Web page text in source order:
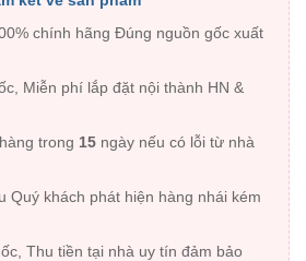
chính hãng Đúng nguồn gốc xuất
Miễn phí lắp đặt nội thành HN &
trong 15 ngày nếu có lỗi từ nhà
Quý khách phát hiện hàng nhái kém
Thu tiền tại nhà uy tín đảm bảo